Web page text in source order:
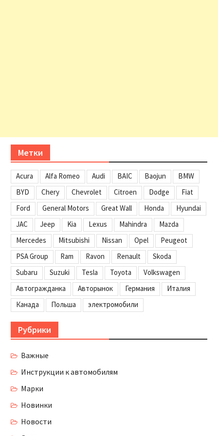
Метки
Acura Alfa Romeo Audi BAIC Baojun
BMW
BYD
Chery Chevrolet Citroen Dodge
Fiat
Ford
General Motors Great Wall Honda
Hyundai
JAC
Jeep Kia Lexus Mahindra
Mazda
Mercedes
Mitsubishi Nissan Opel
Peugeot
PSA Group
Ram Ravon Renault
Skoda
Subaru
Suzuki Tesla Toyota
Volkswagen
Автогражданка
Авторынок Германия
Италия
Канада
Польша электромобили
Рубрики
Важные
Инструкции к автомобилям
Марки
Новинки
Новости